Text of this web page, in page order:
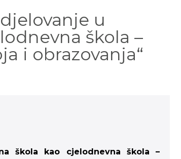
u
škola –
i obrazovanja“
škola kao cjelodnevna škola –